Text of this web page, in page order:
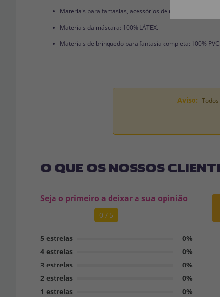
Materiais para fantasias, acessórios de roupas e perucas:
Materiais da máscara: 100% LÁTEX.
Materiais de brinquedo para fantasia completa: 100% PVC.
Aviso:
O QUE OS NOSSOS
Seja o primeiro a deixar a sua opinião
0 / 5
5 estrelas
0%
4 estrelas
0%
3 estrelas
0%
2 estrelas
0%
1 estrelas
0%